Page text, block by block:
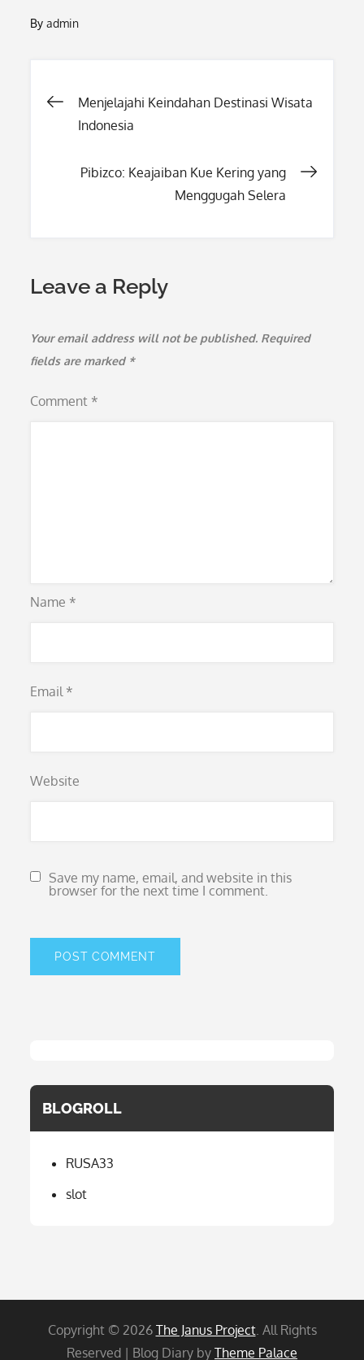
Byadmin
Post
Menjelajahi Keindahan Destinasi Wisata
Indonesia
Pibizco: Keajaiban Kue Kering yang
Menggugah Selera
Leave a Reply
Your email address will not be published. Required
fields are marked *
Comment *
Name *
Email *
Website
Save my name, email, and website in this
browser for the next time I comment.
BLOGROLL
RUSA33
slot
Copyright © 2026 The Janus Project. All Rights
Reserved | Blog Diary by Theme Palace